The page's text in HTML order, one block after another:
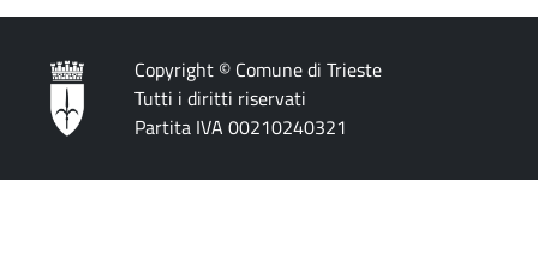
Copyright © Comune di Trieste
Tutti i diritti riservati
Partita IVA 00210240321